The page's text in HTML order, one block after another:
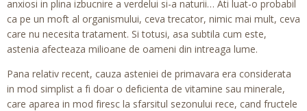
anxiosi in plina izbucnire a verdelui si-a naturii… Ati luat-o probabil
ca pe un moft al organismului, ceva trecator, nimic mai mult, ceva
care nu necesita tratament. Si totusi, asa subtila cum este,
astenia afecteaza milioane de oameni din intreaga lume.
Pana relativ recent, cauza asteniei de primavara era considerata
in mod simplist a fi doar o deficienta de vitamine sau minerale,
care aparea in mod firesc la sfarsitul sezonului rece, cand fructele